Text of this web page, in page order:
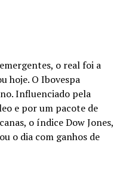
o real foi a
hoje. O Ibovespa
Influenciado pela
e por um pacote de
o índice Dow Jones,
o dia com ganhos de